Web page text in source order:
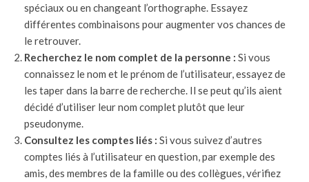
spéciaux ou en changeant l’orthographe. Essayez
différentes combinaisons pour augmenter vos chances de
le retrouver.
Recherchez le nom complet de la personne : Si vous
connaissez le nom et le prénom de l’utilisateur, essayez de
les taper dans la barre de recherche. Il se peut qu’ils aient
décidé d’utiliser leur nom complet plutôt que leur
pseudonyme.
Consultez les comptes liés : Si vous suivez d’autres
comptes liés à l’utilisateur en question, par exemple des
amis, des membres de la famille ou des collègues, vérifiez